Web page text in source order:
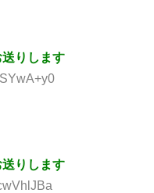
りします
りします